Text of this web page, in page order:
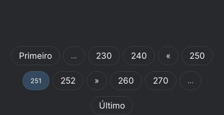
Primeiro ... 230 240 « 250
251 252 » 260 270 ...
Último